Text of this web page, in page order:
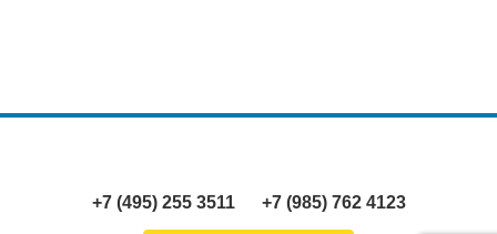
+7 (495) 255 3511 +7 (985) 762 4123